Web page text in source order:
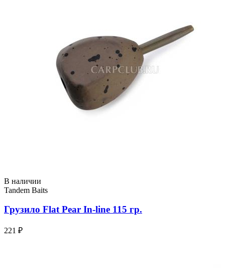
В наличии
Tandem Baits
Грузило Flat Pear In-line 115 гр.
221 ₽